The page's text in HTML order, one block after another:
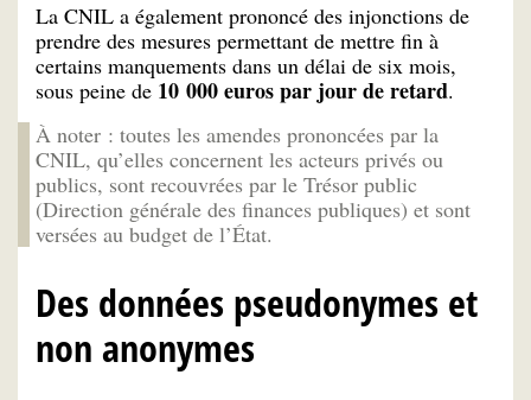
La CNIL a également prononcé des injonctions de
prendre des mesures permettant de mettre fin à
certains manquements dans un délai de six mois,
sous peine de 10 000 euros par jour de retard.
À noter : toutes les amendes prononcées par la
CNIL, qu’elles concernent les acteurs privés ou
publics, sont recouvrées par le Trésor public
(Direction générale des finances publiques) et sont
versées au budget de l’État.
Des données pseudonymes et
non anonymes